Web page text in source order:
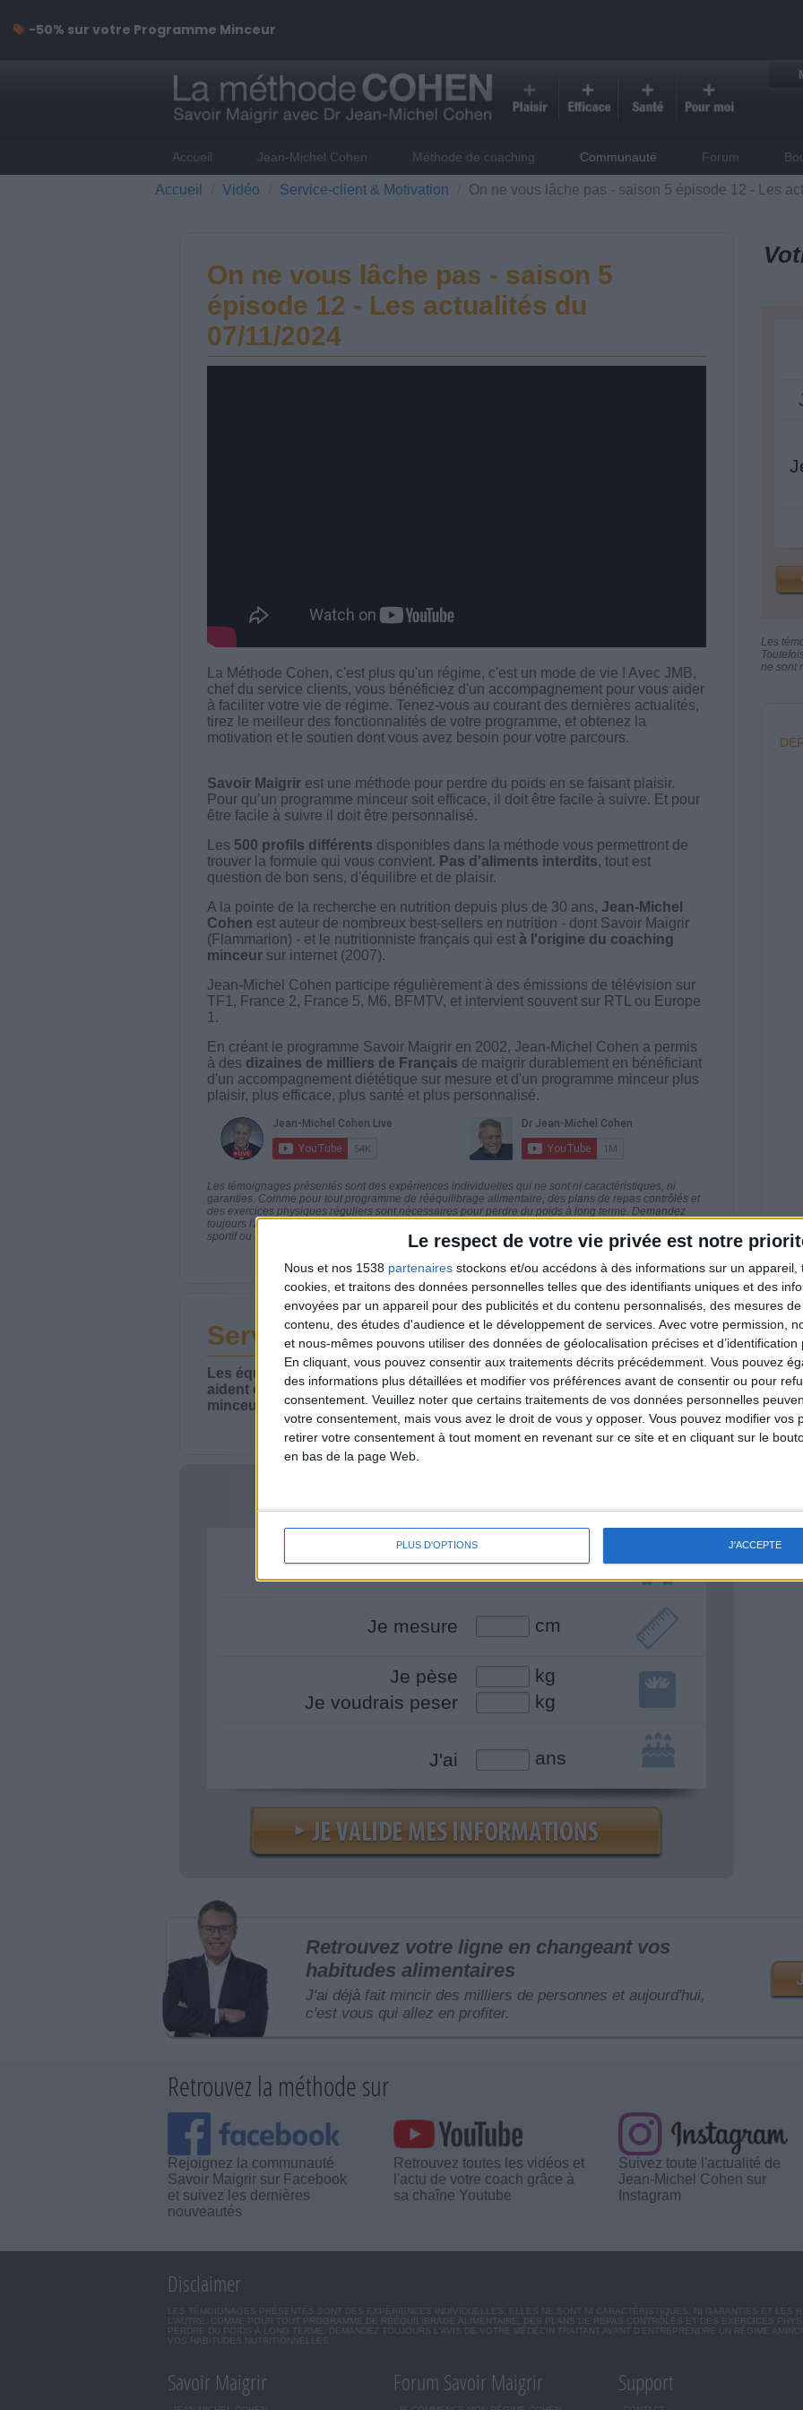
Le respect de votre vie privée est notre
Nous et nos 1538 partenaires stockons et/ou accédons à des informations sur un appareil,
cookies, et traitons des données personnelles telles que des identifiants uniques et des
envoyées par un appareil pour des publicités et du contenu personnalisés, des mesures
contenu, des études d'audience et le développement de services. Avec votre permission,
et nous-mêmes pouvons utiliser des données de géolocalisation précises et d’identification
En cliquant, vous pouvez consentir aux traitements décrits précédemment. Vous pouvez
des informations plus détaillées et modifier vos préférences avant de consentir ou pour
consentement. Veuillez noter que certains traitements de vos données personnelles
votre consentement, mais vous avez le droit de vous y opposer. Vous pouvez modifier vos
retirer votre consentement à tout moment en revenant sur ce site et en cliquant sur le
en bas de la page Web.
PLUS D'OPTIONS J'ACCEPTE
Accueil Jean-Michel Cohen Méthode de coaching Communauté Forum
Accueil Vidéo Service-client & Motivation On ne vous lâche pas - saison 5 épisode 12 - Les
On ne vous lâche pas - saison 5
épisode 12 - Les actualités du
07/11/2024
La Méthode Cohen, c'est plus qu'un régime, c'est un mode de vie ! Avec JMB,
chef du service clients, vous bénéficiez d'un accompagnement pour vous aider
à faciliter votre vie de régime. Tenez-vous au courant des dernières actualités,
tirez le meilleur des fonctionnalités de votre programme, et obtenez la
motivation et le soutien dont vous avez besoin pour votre parcours.
Savoir Maigrirest une méthode pour perdre du poids en se faisant plaisir.
Pour qu’un programme minceur soit efficace, il doit être facile à suivre. Et pour
être facile à suivre il doit être personnalisé.
Les 500 profils différents disponibles dans la méthode vous permettront de
trouver la formule qui vous convient. Pas d'aliments interdits, tout est
question de bon sens, d'équilibre et de plaisir.
A la pointe de la recherche en nutrition depuis plus de 30 ans, Jean-Michel
Cohen est auteur de nombreux best-sellers en nutrition - dont Savoir Maigrir
(Flammarion) - et le nutritionniste français qui est à l'origine du coaching
minceursur internet (2007).
Jean-Michel Cohen participe régulièrement à des émissions de télévision sur
TF1, France 2, France 5, M6, BFMTV, et intervient souvent sur RTL ou Europe
1.
En créant le programme Savoir Maigrir en 2002, Jean-Michel Cohen a permis
à des dizaines de milliers de Français de maigrir durablement en bénéficiant
d'un accompagnement diététique sur mesure et d'un programme minceur plus
plaisir, plus efficace, plus santé et plus personnalisé.
Les témoignages présentés sont des expériences individuelles qui ne sont ni caractéristiques, ni
garanties. Comme pour tout programme de rééquilibrage alimentaire, des plans de repas contrôlés et
des exercices physiques réguliers sont nécessaires pour perdre du poids à long terme. Demandez
toujours l'avis de votre médecin traitant avant d'entreprendre un régime amincissant, un programme
sportif ou de modifier vos habitudes nutritionnelles.
Service-client & Motivation Voir tout
Les équipes du Service-client et de la Communauté Savoir Maigrir vous
aident chaque semaine à vous rapprocher sereinement de votre objectif
minceur.
Votre bilan minceur(env. 2 min)
Je suis
une femme
Je mesure cm
Je pèse
kg
Je voudrais peser
kg
J'ai ans
Les
ne sont
Retrouvez votre ligne en changeant vos
habitudes alimentaires
J'ai déjà fait mincir des milliers de personnes et aujourd'hui,
c'est vous qui allez en profiter.
Retrouvez la méthode sur
Rejoignez la communauté
Savoir Maigrir sur Facebook
et suivez les dernières
nouveautés
Retrouvez toutes les vidéos et
l'actu de votre coach grâce à
sa chaîne Youtube
Suivez toute l'actualité de
Jean-Michel Cohen sur
Instagram
Disclaimer
LES TÉMOIGNAGES PRÉSENTÉS SONT DES EXPÉRIENCES INDIVIDUELLES. ELLES NE SONT NI CARACTÉRISTIQUES, NI GARANTIES ET LES
L'AUTRE. COMME POUR TOUT PROGRAMME DE RÉÉQUILIBRAGE ALIMENTAIRE, DES PLANS DE REPAS CONTRÔLÉS ET DES EXERCICES
PERDRE DU POIDS À LONG TERME. DEMANDEZ TOUJOURS L'AVIS DE VOTRE MÉDECIN TRAITANT AVANT D'ENTREPRENDRE UN RÉGIME
VOS HABITUDES NUTRITIONNELLES.
Savoir Maigrir Forum Savoir Maigrir Support
-50% sur votre Programme Minceur